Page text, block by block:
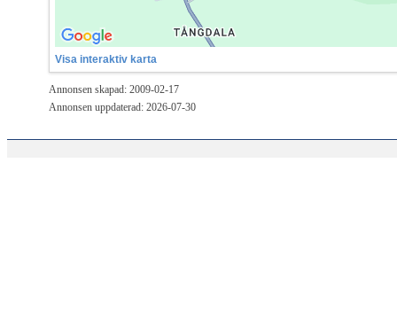
Visa interaktiv karta
Annonsen skapad: 2009-02-17
Annonsen uppdaterad: 2026-07-30